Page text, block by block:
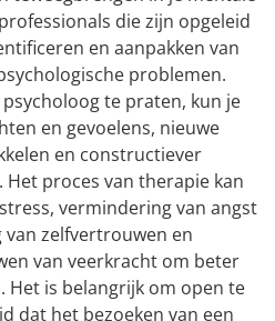
die zijn opgeleid
en aanpakken van
problemen.
te praten, kun je
en gevoelens, nieuwe
en constructiever
proces van therapie kan
vermindering van angst
zelfvertrouwen en
van veerkracht om beter
Het is belangrijk om open te
dat het bezoeken van een